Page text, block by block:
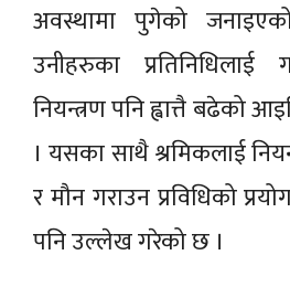
अवस्थामा पुगेको
उनीहरुका प्रतिनिधिलाई
नियन्त्रण पनि ह्वात्तै बढेको
। यसका साथै श्रमिकलाई
र मौन गराउन प्रविधिको
पनि उल्लेख गरेको छ ।